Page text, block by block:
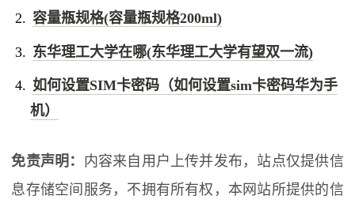
容量瓶规格(容量瓶规格200ml)
东华理工大学在哪(东华理工大学有望双一流)
如何设置SIM卡密码（如何设置sim卡密码华为手
机）
免责声明： 内容来自用户上传并发布，站点仅提供信
息存储空间服务，不拥有所有权，本网站所提供的信